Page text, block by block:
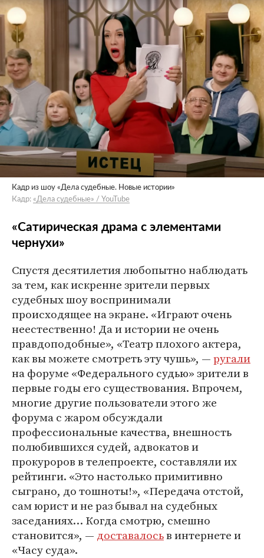
Кадр из шоу «Дела судебные. Новые истории»
Кадр: «Дела cудебные» / YouTube
«Сатирическая драма с элементами
чернухи»
Спустя десятилетия любопытно наблюдать
за тем, как искренне зрители первых
судебных шоу воспринимали
происходящее на экране. «Играют очень
неестественно! Да и истории не очень
правдоподобные», «Театр плохого актера,
как вы можете смотреть эту чушь», —ругали
на форуме «Федерального судью» зрители в
первые годы его существования. Впрочем,
многие другие пользователи этого же
форума с жаром обсуждали
профессиональные качества, внешность
полюбившихся судей, адвокатов и
прокуроров в телепроекте, составляли их
рейтинги. «Это настолько примитивно
сыграно, до тошноты!», «Передача отстой,
сам юрист и не раз бывал на судебных
заседаниях… Когда смотрю, смешно
становится», — доставалосьв интернете и
«Часу суда».